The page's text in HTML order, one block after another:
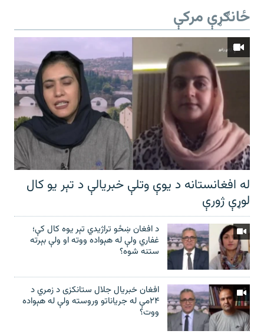
ځانګړې مرکې
له افغانستانه د یوې وتلې خبریالې د تېر يو کال
لوړې ژورې
د افغان ښځو تراژیدي تېر یوه کال کې؛
غفاري ولې له هېواده ووته او ولې بېرته
ستنه شوه؟
افغان خبریال جلال ستانکزی د زمري د
۲۴مې له جریاناتو وروسته ولې له هېواده
ووت؟